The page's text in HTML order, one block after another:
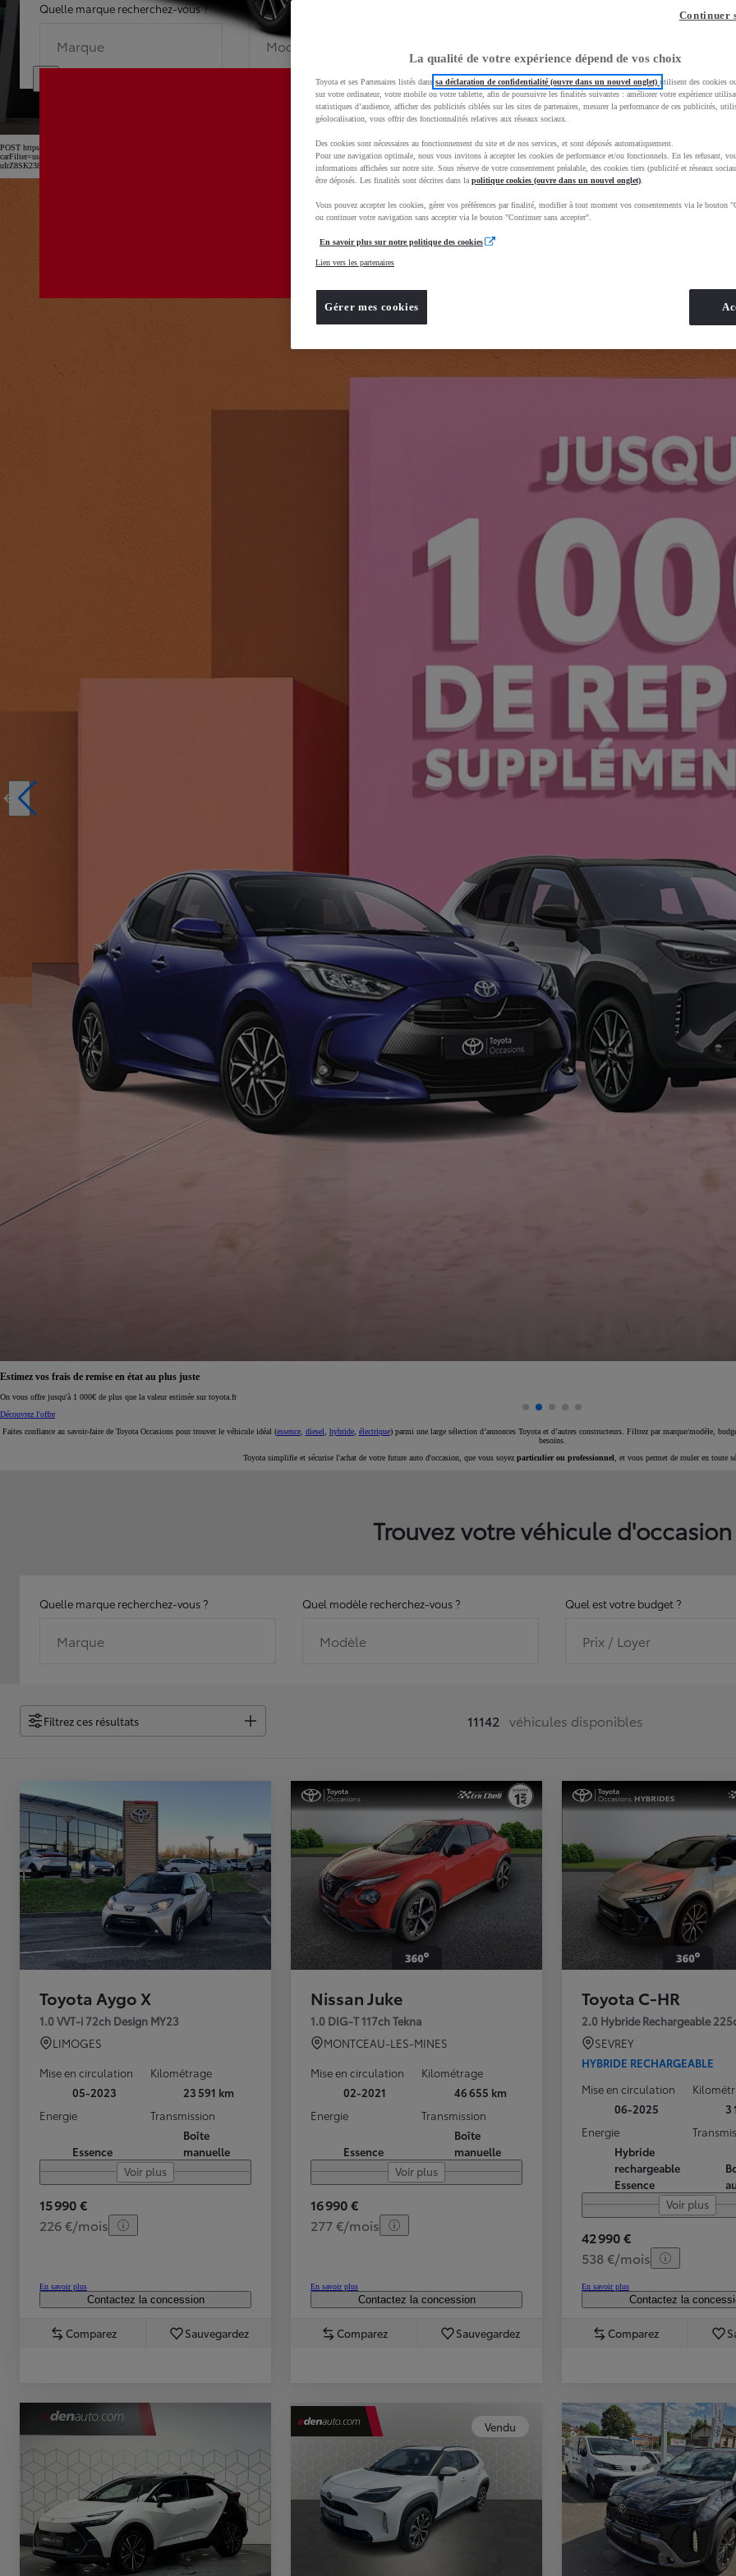
Disponible prochainement
TOYOTA C-HR
HYBRIDE OU HYBRIDE RECHARGEABLE
Quelle marque recherchez-vous ?
Marque
Quel modèle recherchez-vous ?
Modèle
Dans quelle
POST https://usc-webcomponents.toyota-europe.com/v1/car-filter-header/fr/fr?
uIrZ8SK238Kn6x2OwfL2isPTEXM0MwD0BvOsZGv7GXbVu52B_rl2xoCnw4QAvD_BwE
Estimez vos frais de remise en état au plus juste
On vous offre jusqu'à 1 000€ de plus que la valeur estimée sur toyota.fr
Découvrez l'offre
Faites confiance au savoir-faire de Toyota Occasions pour trouver le véhicule idéal (essence, diesel hybride, électrique) parmi une large sélection d’annonces Toyota et d’autres constructeurs. Filtrez par marque/modèle,
besoins.
Toyota simplifie et sécurise l'achat de votre future auto d'occasion, que vous soyez particulier ou professionnel , et vous permet de rouler en toute
Trouvez votre véhicule d'occasion
Quelle marque recherchez-vous ?
Marque
Quel modèle recherchez-vous ?
Modèle
Quel est votre budget ?
Prix / Loyer
Filtrez ces résultats 11142 véhicules disponibles
Toyota Aygo X
1.0 VVT-i 72ch Design MY23
LIMOGES
Mise en circulation
05-2023
Kilométrage
23 591 km
Energie
Essence
Transmission
Boîte
manuelle
Voir plus
15 990 €
226 €/mois
En savoir plus
Contactez la concession
Comparez Sauvegardez
Nissan Juke
1.0 DIG-T 117ch Tekna
MONTCEAU-LES-MINES
Mise en circulation
02-2021
Kilométrage
46 655 km
Energie
Essence
Transmission
Boîte
manuelle
Voir plus
16 990 €
277 €/mois
En savoir plus
Contactez la concession
Comparez Sauvegardez
Toyota C-HR
2.0 Hybride Rechargeable
SEVREY
HYBRIDE RECHARGEABLE
Mise en circulation
06-2025
3
Energie
Hybride
rechargeable
Essence
Voir plus
42 990 €
538 €/mois
En savoir plus
Contactez la
Comparez
Vendu
La qualité de votre expérience dépend de vos choix
Toyota et ses Partenaires listés dans sa déclaration de confidentialité (ouvre dans un nouvel onglet) utilisent des cookies
sur votre ordinateur, votre mobile ou votre tablette, afin de poursuivre les finalités suivantes : améliorer votre expérience
statistiques d’audience, afficher des publicités ciblées sur les sites de partenaires, mesurer la performance de ces publicités,
géolocalisation, vous offrir des fonctionnalités relatives aux réseaux sociaux.
Des cookies sont nécessaires au fonctionnement du site et de nos services, et sont déposés automatiquement.
Pour une navigation optimale, nous vous invitons à accepter les cookies de performance et/ou fonctionnels. En les refusant,
informations affichées sur notre site. Sous réserve de votre consentement préalable, des cookies tiers (publicité et réseaux
être déposés. Les finalités sont décrites dans la politique cookies (ouvre dans un nouvel onglet)
Vous pouvez accepter les cookies, gérer vos préférences par finalité, modifier à tout moment vos consentements via le bouton
ou continuer votre navigation sans accepter via le bouton "Continuer sans accepter".
En savoir plus sur notre politique des cookies
Lien vers les partenaires
Gérer mes cookies
Continuer